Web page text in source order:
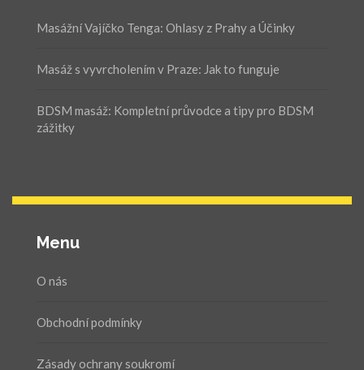
Masážní Vajíčko Tenga: Ohlasy z Prahy a Účinky
Masáž s vyvrcholením v Praze: Jak to funguje
BDSM masáž: Kompletní průvodce a tipy pro BDSM
zážitky
Menu
O nás
Obchodní podmínky
Zásady ochrany soukromí